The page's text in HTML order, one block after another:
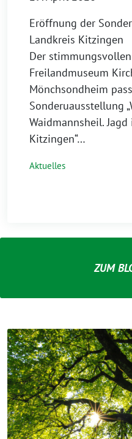
Eröffnung der
Landkreis Kitzingen
Der
Freilandmuseum
Mönchsondheim
Sonderuausstellung
Waidmannsheil.
Kitzingen“…
Aktuelles
ZUM